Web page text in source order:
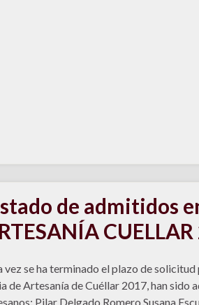
de admitidos
vez se ha terminado el plazo de
de Artesanía de Cuéllar 2017, han sido
Pilar Delgado Romero Susana